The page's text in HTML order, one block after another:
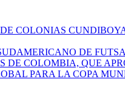
COLONIAS
DE
COLOMBIA, QUE
PARA LA COPA